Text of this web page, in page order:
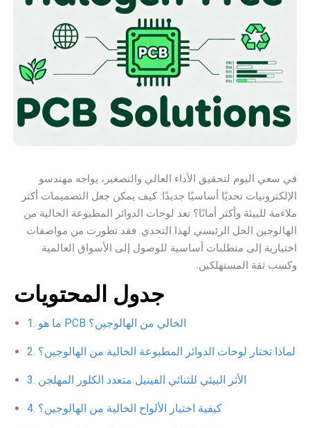
في سعي اليوم لتحقيق الأداء العالي والتصغير، يواجه مهندسو
الإلكترونيات تحديًا أساسيًا جديدًا: كيف يمكن جعل التصميمات أكثر
ملاءمة للبيئة وأكثر أمانًا؟ تعد لوحات الدوائر المطبوعة الخالية من
الهالوجين الحل الرئيسي لهذا التحدي. فقد تطورت من مواصفات
اختيارية إلى متطلبات أساسية للوصول إلى الأسواق العالمية
وكسب ثقة المستهلكين.
جدول المحتويات
ما هو PCB الخالي من الهالوجين؟
لماذا تختار لوحات الدوائر المطبوعة الخالية من الهالوجين؟
الأثر البيئي للثنائي الفينيل متعدد الكلور المهلجن
كيفية اختيار الألواح الخالية من الهالوجين؟